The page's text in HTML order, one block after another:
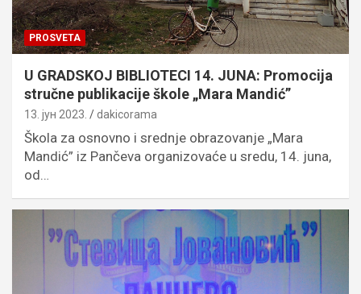
PROSVETA
U GRADSKOJ BIBLIOTECI 14. JUNA: Promocija
stručne publikacije škole „Mara Mandić”
13. јун 2023. dakicorama
Škola za osnovno i srednje obrazovanje „Mara
Mandić” iz Pančeva organizovaće u sredu, 14. juna,
od…